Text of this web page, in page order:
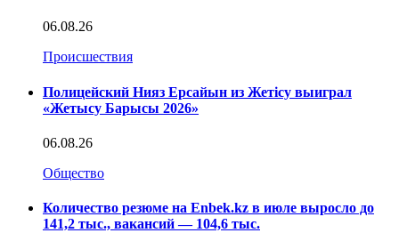
06.08.26
Происшествия
Полицейский Нияз Ерсайын из Жетісу выиграл
«Жетысу Барысы 2026»
06.08.26
Общество
Количество резюме на Enbek.kz в июле выросло до
141,2 тыс., вакансий — 104,6 тыс.